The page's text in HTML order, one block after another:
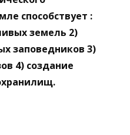
способствует :
земель 2)
заповедников 3)
4) создание